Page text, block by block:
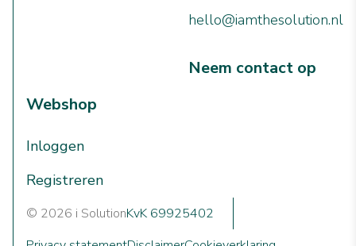
hello@iamthesolution.nl
Neem contact op
Webshop
Inloggen
Registreren
© 2026 i SolutionKvK 69925402